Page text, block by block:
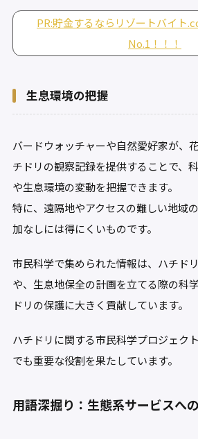
PR:貯金するならリゾートバイト
No.1！！！
生息環境の把握
バードウォッチャーや自然愛好家が、
チドリの観察記録を提供することで、
や生息環境の変動を把握できます。
特に、遠隔地やアクセスの難しい地域
加なしには得にくいものです。
市民科学で集められた情報は、ハチド
や、生息地保全の計画を立てる際の科
ドリの保護に大きく貢献しています。
ハチドリに関する市民科学プロジェク
でも重要な役割を果たしています。
用語深掘り：生態系サービスへ